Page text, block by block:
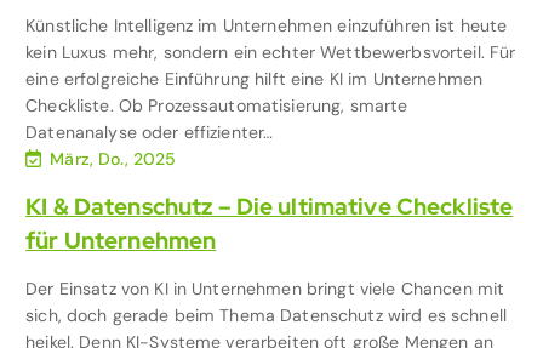
Künstliche Intelligenz im Unternehmen einzuführen ist heute
kein Luxus mehr, sondern ein echter Wettbewerbsvorteil. Für
eine erfolgreiche Einführung hilft eine KI im Unternehmen
Checkliste. Ob Prozessautomatisierung, smarte
Datenanalyse oder effizienter…
März, Do., 2025
KI & Datenschutz – Die ultimative Checkliste
für Unternehmen
Der Einsatz von KI in Unternehmen bringt viele Chancen mit
sich, doch gerade beim Thema Datenschutz wird es schnell
heikel. Denn KI-Systeme verarbeiten oft große Mengen an